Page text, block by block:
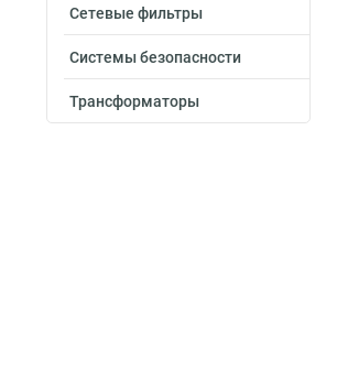
Сетевые фильтры
Системы безопасности
Трансформаторы